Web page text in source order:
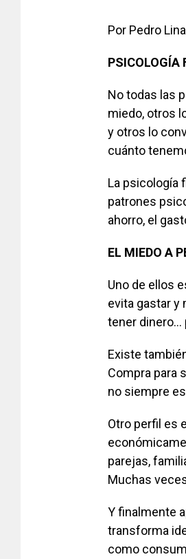
Por Pedro
PSICOLOGÍA
No todas las
miedo, otros
y otros lo
cuánto
La psicología
patrones
ahorro, el
EL MIEDO A
Uno de ellos
evita gastar y
tener dinero…
Existe
Compra para
no siempre
Otro perfil es
parejas,
Muchas
Y finalmente
transforma
como